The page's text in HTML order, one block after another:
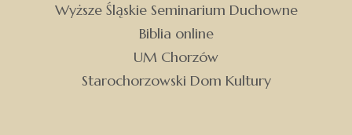
Wyższe Śląskie Seminarium Duchowne
Biblia online
UM Chorzów
Starochorzowski Dom Kultury